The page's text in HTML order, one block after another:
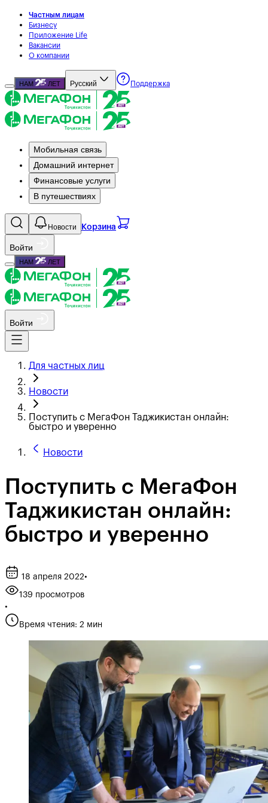
Частным лицам
Бизнесу
Приложение Life
Вакансии
О компании
НАМ ЛЕТ Русский Поддержка
Мобильная связь
Домашний интернет
Финансовые услуги
В путешествиях
Новости Корзина
Войти
НАМ ЛЕТ
Войти
Для частных лиц
Новости
Поступить с МегаФон Таджикистан онлайн:
быстро и уверенно
Новости
Поступить с МегаФон
Таджикистан онлайн:
быстро и уверенно
18 апреля 2022•
139 просмотров
•
Время чтения: 2 мин